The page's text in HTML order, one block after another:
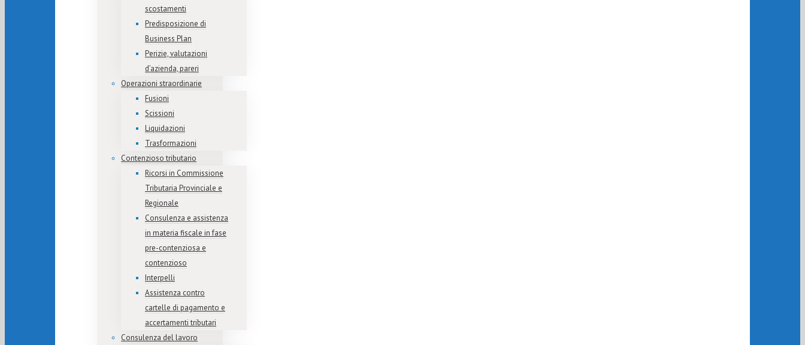
scostamenti
Predisposizione di
Business Plan
Perizie, valutazioni
d’azienda, pareri
Operazioni straordinarie
Fusioni
Scissioni
Liquidazioni
Trasformazioni
Contenzioso tributario
Ricorsi in Commissione
Tributaria Provinciale e
Regionale
Consulenza e assistenza
in materia fiscale in fase
pre-contenziosa e
contenzioso
Interpelli
Assistenza contro
cartelle di pagamento e
accertamenti tributari
Consulenza del lavoro